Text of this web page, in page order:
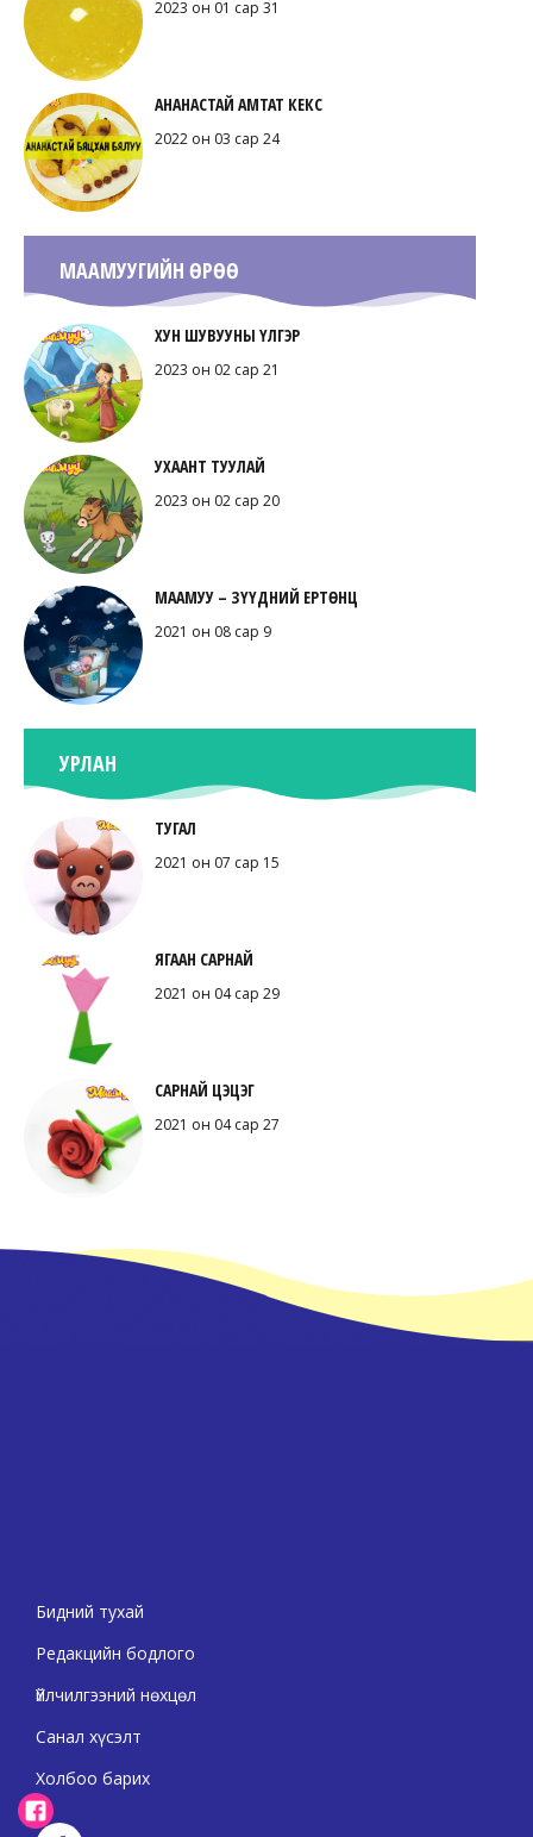
2023 он 01 сар 31
АНАНАСТАЙ АМТАТ КЕКС
2022 он 03 сар 24
МААМУУГИЙН ӨРӨӨ
ХУН ШУВУУНЫ ҮЛГЭР
2023 он 02 сар 21
УХААНТ ТУУЛАЙ
2023 он 02 сар 20
МААМУУ – ЗҮҮДНИЙ ЕРТӨНЦ
2021 он 08 сар 9
УРЛАН
ТУГАЛ
2021 он 07 сар 15
ЯГААН САРНАЙ
2021 он 04 сар 29
САРНАЙ ЦЭЦЭГ
2021 он 04 сар 27
Бидний тухай
Редакцийн бодлого
Үйлчилгээний нөхцөл
Санал хүсэлт
Холбоо барих